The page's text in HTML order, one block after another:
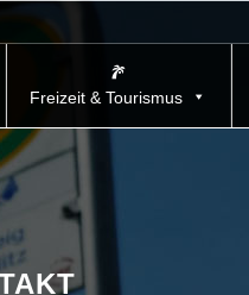
Freizeit & Tourismus